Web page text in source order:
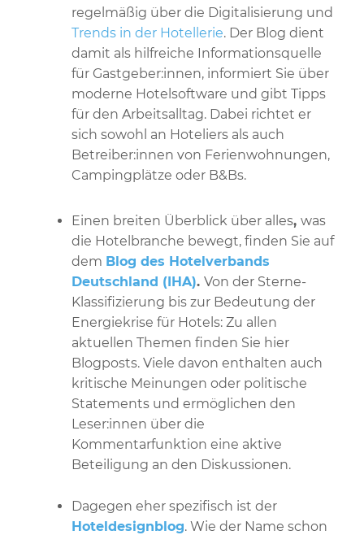
regelmäßig über die Digitalisierung und
Trends in der Hotellerie. Der Blog dient
damit als hilfreiche Informationsquelle
für Gastgeber:innen, informiert Sie über
moderne Hotelsoftware und gibt Tipps
für den Arbeitsalltag. Dabei richtet er
sich sowohl an Hoteliers als auch
Betreiber:innen von Ferienwohnungen,
Campingplätze oder B&Bs.
Einen breiten Überblick über alles, was
die Hotelbranche bewegt, finden Sie auf
dem Blog des Hotelverbands
Deutschland (IHA). Von der Sterne-
Klassifizierung bis zur Bedeutung der
Energiekrise für Hotels: Zu allen
aktuellen Themen finden Sie hier
Blogposts. Viele davon enthalten auch
kritische Meinungen oder politische
Statements und ermöglichen den
Leser:innen über die
Kommentarfunktion eine aktive
Beteiligung an den Diskussionen.
Dagegen eher spezifisch ist der
Hoteldesignblog. Wie der Name schon